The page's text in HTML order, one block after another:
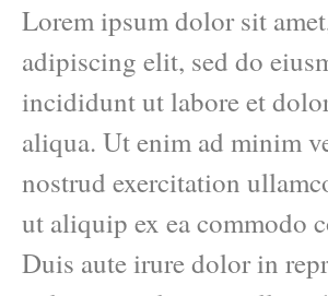
Lorem ipsum dolor sit
adipiscing elit, sed do
incididunt ut labore et
aliqua. Ut enim ad minim
nostrud exercitation
ut aliquip ex ea commodo
Duis aute irure dolor in